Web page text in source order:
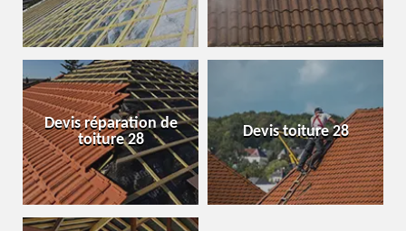
Devis réparation de
toiture 28
Devis toiture 28